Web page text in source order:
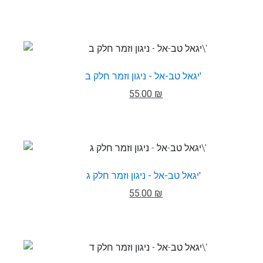
יגאל טב-אל - ניגון וזמר חלק ב'
55.00 ₪
יגאל טב-אל - ניגון וזמר חלק ג'
55.00 ₪